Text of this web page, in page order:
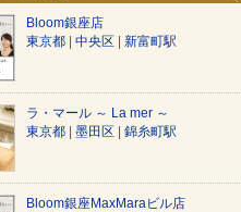
Bloom銀座店
東京都
中央区 新富町駅
ラ・マール ～ La mer ～
東京都
墨田区 錦糸町駅
Bloom銀座MaxMaraビル店